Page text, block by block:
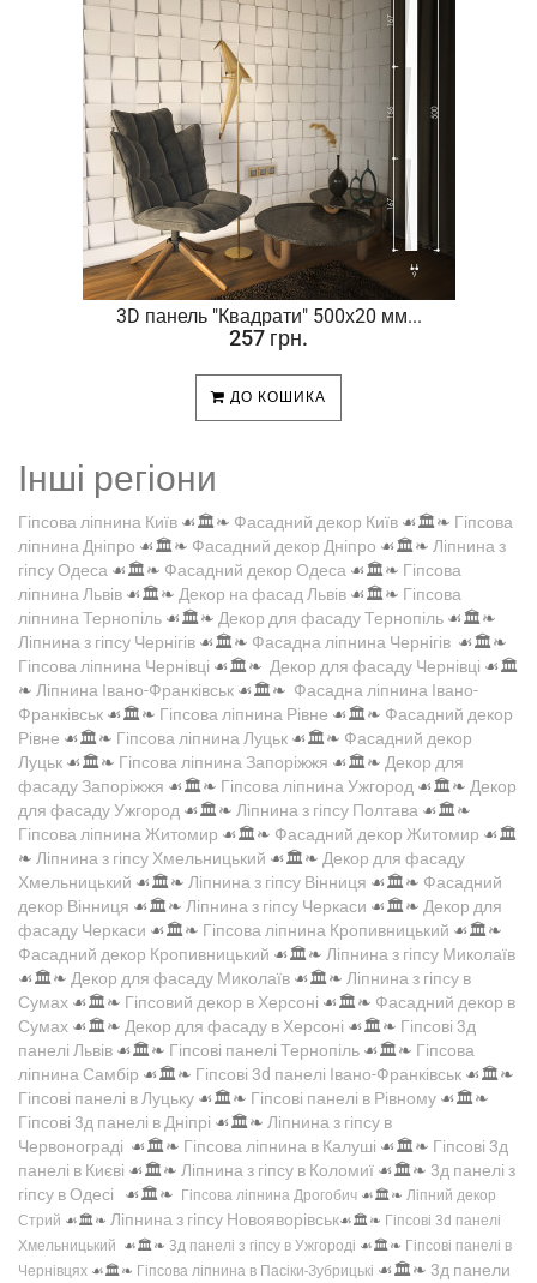
3D панель "Квадрати" 500х20 мм...
257 грн.
ДО КОШИКА
Інші регіони
Гіпсова ліпнина Київ ☙🏛️❧ Фасадний декор Київ ☙🏛️❧ Гіпсова
ліпнина Дніпро ☙🏛️❧ Фасадний декор Дніпро ☙🏛️❧ Ліпнина з
гіпсу Одеса ☙🏛️❧ Фасадний декор Одеса ☙🏛️❧ Гіпсова
ліпнина Львів ☙🏛️❧ Декор на фасад Львів ☙🏛️❧ Гіпсова
ліпнина Тернопіль ☙🏛️❧ Декор для фасаду Тернопіль ☙🏛️❧
Ліпнина з гіпсу Чернігів ☙🏛️❧ Фасадна ліпнина Чернігів ☙🏛️❧
Гіпсова ліпнина Чернівці ☙🏛️❧ Декор для фасаду Чернівці ☙🏛️
❧ Ліпнина Івано-Франківськ ☙🏛️❧ Фасадна ліпнина Івано-
Франківськ ☙🏛️❧ Гіпсова ліпнина Рівне ☙🏛️❧ Фасадний декор
Рівне ☙🏛️❧ Гіпсова ліпнина Луцьк ☙🏛️❧ Фасадний декор
Луцьк ☙🏛️❧ Гіпсова ліпнина Запоріжжя ☙🏛️❧ Декор для
фасаду Запоріжжя ☙🏛️❧ Гіпсова ліпнина Ужгород ☙🏛️❧ Декор
для фасаду Ужгород ☙🏛️❧ Ліпнина з гіпсу Полтава ☙🏛️❧
Гіпсова ліпнина Житомир ☙🏛️❧ Фасадний декор Житомир ☙🏛️
❧ Ліпнина з гіпсу Хмельницький ☙🏛️❧ Декор для фасаду
Хмельницький ☙🏛️❧ Ліпнина з гіпсу Вінниця ☙🏛️❧ Фасадний
декор Вінниця ☙🏛️❧ Ліпнина з гіпсу Черкаси ☙🏛️❧ Декор для
фасаду Черкаси ☙🏛️❧ Гіпсова ліпнина Кропивницький ☙🏛️❧
Фасадний декор Кропивницький ☙🏛️❧ Ліпнина з гіпсу Миколаїв
☙🏛️❧ Декор для фасаду Миколаїв ☙🏛️❧ Ліпнина з гіпсу в
Сумах ☙🏛️❧ Гіпсовий декор в Херсоні ☙🏛️❧ Фасадний декор в
Сумах ☙🏛️❧ Декор для фасаду в Херсоні ☙🏛️❧ Гіпсові 3д
панелі Львів ☙🏛️❧ Гіпсові панелі Тернопіль ☙🏛️❧ Гіпсова
ліпнина Самбір ☙🏛️❧ Гіпсові 3d панелі Івано-Франківськ ☙🏛️❧
Гіпсові панелі в Луцьку ☙🏛️❧ Гіпсові панелі в Рівному ☙🏛️❧
Гіпсові 3д панелі в Дніпрі ☙🏛️❧ Ліпнина з гіпсу в
Червонограді ☙🏛️❧ Гіпсова ліпнина в Калуші ☙🏛️❧ Гіпсові 3д
панелі в Києві ☙🏛️❧ Ліпнина з гіпсу в Коломиї ☙🏛️❧ 3д панелі з
гіпсу в Одесі ☙🏛️❧ Гіпсова ліпнина Дрогобич ☙🏛️❧ Ліпний декор
Стрий ☙🏛️❧ Ліпнина з гіпсу Новояворівськ☙🏛️❧ Гіпсові 3d панелі
Хмельницький ☙🏛️❧ 3д панелі з гіпсу в Ужгороді ☙🏛️❧ Гіпсові панелі в
Чернівцях ☙🏛️❧ Гіпсова ліпнина в Пасіки-Зубрицькі ☙🏛️❧ 3д панели